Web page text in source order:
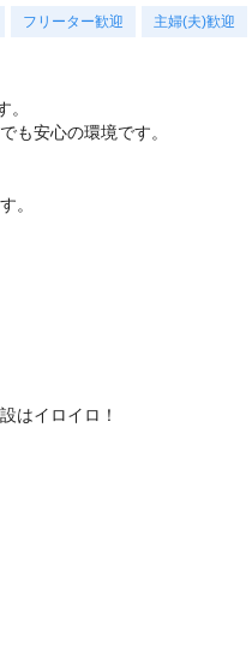
フリーター歓迎 主婦(夫)歓迎
も安心の環境です。
。
はイロイロ！